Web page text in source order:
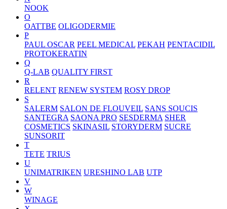
NOOK
O
OATTBE OLIGODERMIE
P
PAUL OSCAR PEEL MEDICAL PEKAH PENTACIDIL
PROTOKERATIN
Q
Q-LAB QUALITY FIRST
R
RELENT RENEW SYSTEM ROSY DROP
S
SALERM SALON DE FLOUVEIL SANS SOUCIS
SANTEGRA SAONA PRO SESDERMA SHER
COSMETICS SKINASIL STORYDERM SUCRE
SUNSORIT
T
TETE TRIUS
U
UNIMATRIKEN URESHINO LAB UTP
V
W
WINAGE